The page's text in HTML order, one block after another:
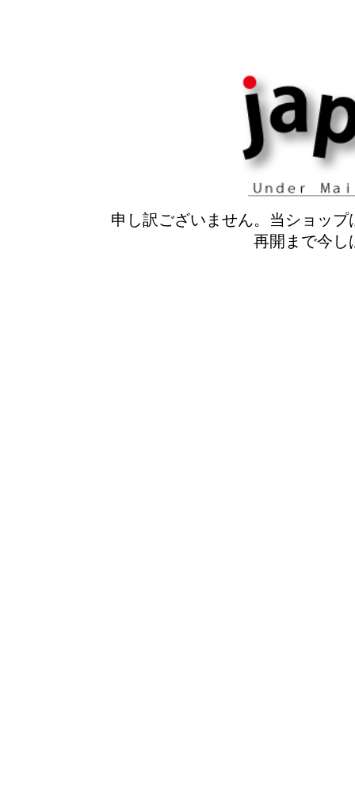
申し訳ございません。当ショッ
再開まで今し